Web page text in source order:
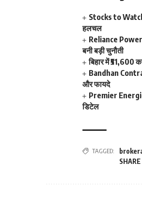
Stocks to
हलचल
Reliance Power
बनी बड़ी चुनौती
बिहार में ₹51,600
Bandhan
और फायदे
Premier
डिटेल
TAGGED: